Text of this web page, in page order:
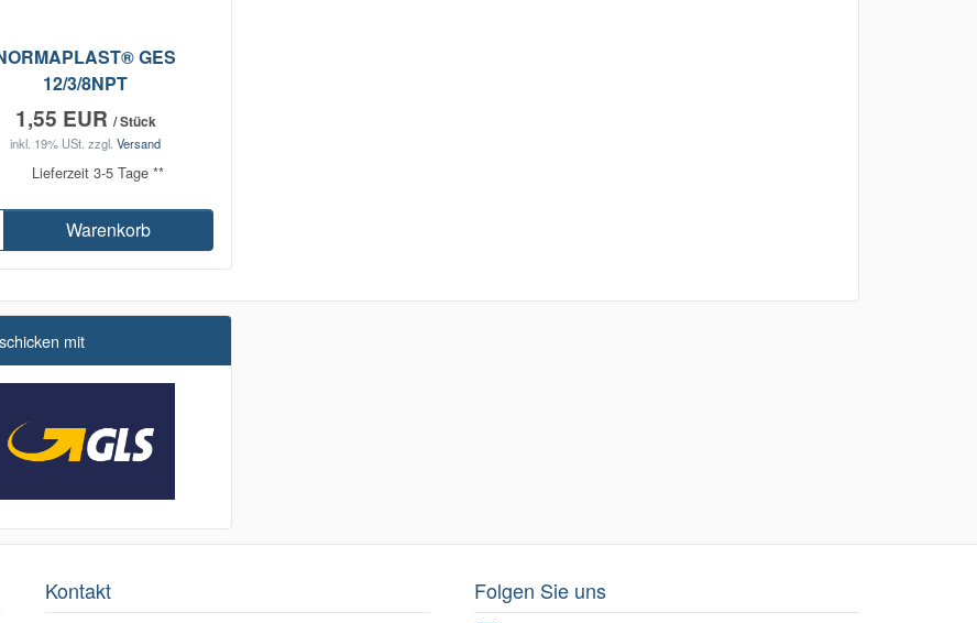
GES
12/3/8NPT
1,55 EUR / Stück
inkl. 19% USt. zzgl.Versand
Lieferzeit 3-5 Tage **
Warenkorb
mit
Kontakt Folgen Sie uns